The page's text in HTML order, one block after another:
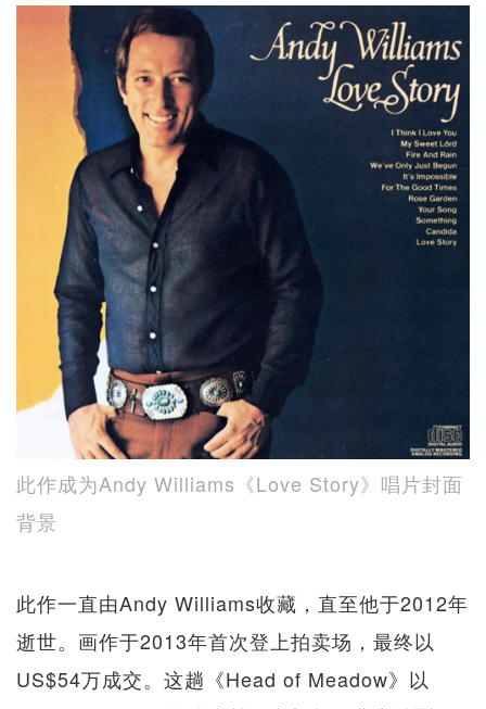
此作成为Andy Williams《Love Story》唱片封面
背景
此作一直由Andy Williams收藏，直至他于2012年
逝世。画作于2013年首次登上拍卖场，最终以
US$54万成交。这趟《Head of Meadow》以